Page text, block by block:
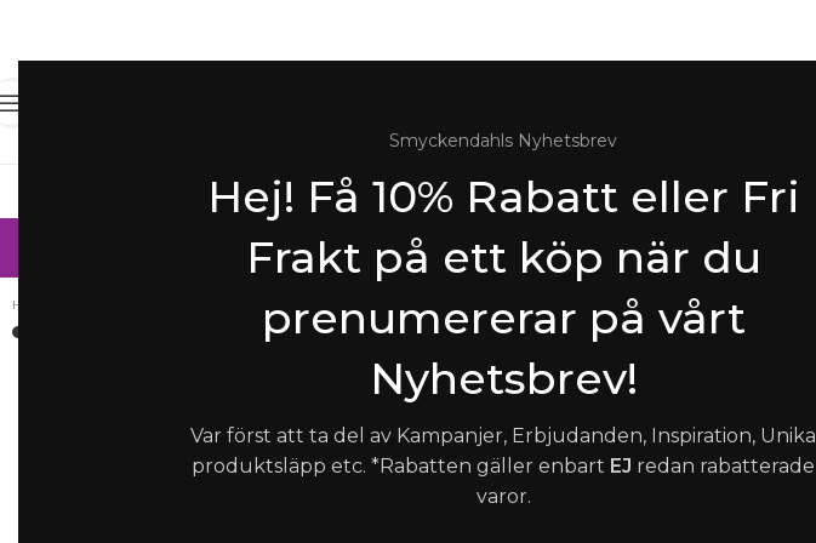
Smyckendahls Nyhetsbrev
Hej! Få 10% Rabatt eller Fri
Frakt på ett köp när du
prenumererar på vårt
Nyhetsbrev!
Var först att ta del av Kampanjer, Erbjudanden, Inspiration, Unika
produktsläpp etc. *Rabatten gäller enbart EJ redan rabatterade
varor.
HalsbandArmbandÖrhängenRingar KlockorHerr BarnFest
SOMMAR-REA HOS SMYCKENDAHLS
Hem